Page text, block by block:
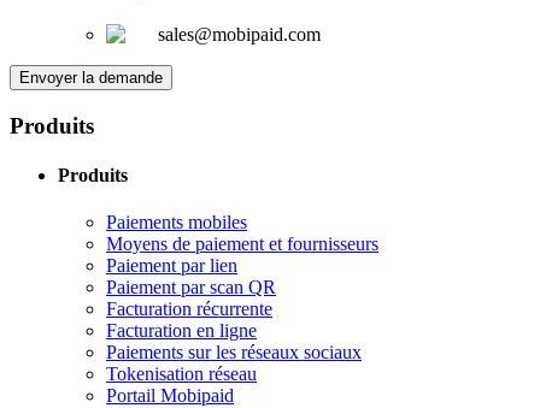
sales@mobipaid.com
Envoyer la demande
Produits
Produits
Paiements mobiles
Moyens de paiement et fournisseurs
Paiement par lien
Paiement par scan QR
Facturation récurrente
Facturation en ligne
Paiements sur les réseaux sociaux
Tokenisation réseau
Portail Mobipaid